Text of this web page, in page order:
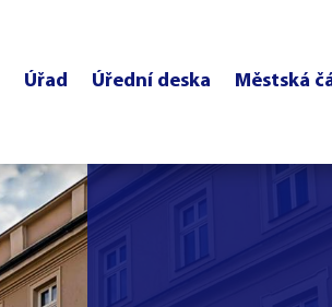
Úřad Úřední deska Městská